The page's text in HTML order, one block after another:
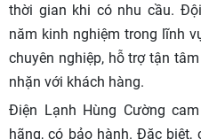
thời gian khi có nhu cầu.
năm kinh nghiệm trong lĩnh
chuyên nghiệp, hỗ trợ tận
nhặn với khách hàng.
Điện Lạnh Hùng Cường
hãng, có bảo hành. Đặc